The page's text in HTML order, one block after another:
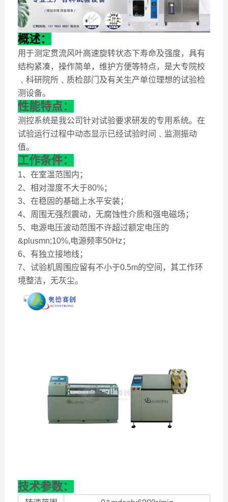
概述：
用于测定贯流风叶高速旋转状态下寿命及强度，具有
结构紧凑，操作简单，维护方便等特点，是大专院校
﹑科研院所﹑质检部门及有关生产单位理想的试验检
测设备。
性能特点：
测控系统是我公司针对试验要求研发的专用系统。在
试验运行过程中动态显示已经试验时间﹑监测振动
值。
工作条件：
1、在室温范围内；
2、相对湿度不大于80%；
3、在稳固的基础上水平安装；
4、周围无强烈震动，无腐蚀性介质和强电磁场；
5、电源电压波动范围不许超过额定电压的
&plusmn;10%,电源频率50Hz；
6、有独立接地线；
7、试验机周围应留有不小于0.5m的空间，其工作环
境整洁，无灰尘。
技术参数：